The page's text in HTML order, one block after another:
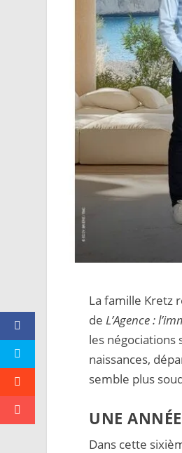
La famille Kretz
deL’Agence :
les
naissances,
semble plus
UNE
Dans cette